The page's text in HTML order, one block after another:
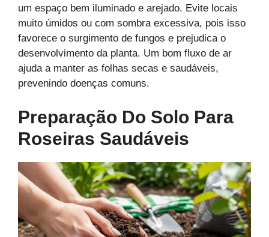
um espaço bem iluminado e arejado. Evite locais
muito úmidos ou com sombra excessiva, pois isso
favorece o surgimento de fungos e prejudica o
desenvolvimento da planta. Um bom fluxo de ar
ajuda a manter as folhas secas e saudáveis,
prevenindo doenças comuns.
Preparação Do Solo Para
Roseiras Saudáveis